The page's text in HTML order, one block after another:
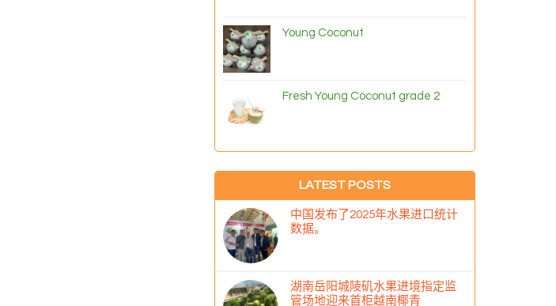
Young Coconut
Fresh Young Coconut grade 2
LATEST POSTS
中国发布了2025年水果进口统计
数据。
湖南岳阳城陵矶水果进境指定监
管场地迎来首柜越南椰青